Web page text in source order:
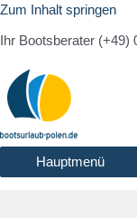
Zum Inhalt springen
Ihr Bootsberater (+49)
Hauptmenü